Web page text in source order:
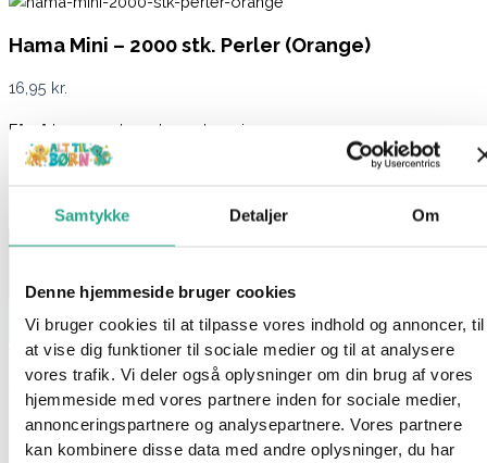
Samtykke Detaljer Om
Denne hjemmeside bruger cookies
Vi bruger cookies til at tilpasse vores indhold og annoncer, til
at vise dig funktioner til sociale medier og til at analysere
vores trafik. Vi deler også oplysninger om din brug af vores
hjemmeside med vores partnere inden for sociale medier,
annonceringspartnere og analysepartnere. Vores partnere
kan kombinere disse data med andre oplysninger, du har
Hama Mini – 2000 stk. Perler (Orange)
16,95 kr.
Få på lager 1-3 hverdages levering
På lager: På lager
Hama Mini - 2000 stk. Perler (Orange) antal
Læg i kurv
Varenummer 7064Kategorier Hama,Kreativt og Lærerigt,
Mærker Perler
Beskrivelse
Spørg om produktet